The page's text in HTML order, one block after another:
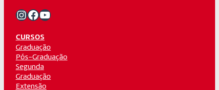
Instagram Unifacvest Facebook Unifacvest Youtube Unifacvest
CURSOS
Graduação
Pós-Graduação
Segunda
Graduação
Extensão